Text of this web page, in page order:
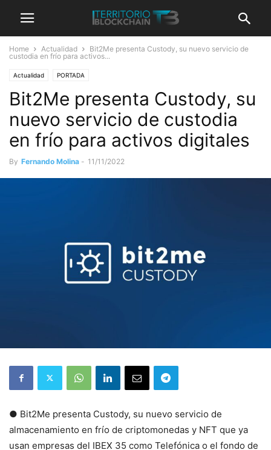
Home Actualidad
Bit2Me presenta Custody, su nuevo servicio de
custodia en frío para activos...
Actualidad PORTADA
Bit2Me presenta Custody, su
nuevo servicio de custodia
en frío para activos digitales
By Fernando Molina - 11/11/2022
● Bit2Me presenta Custody, su nuevo servicio de
almacenamiento en frío de criptomonedas y NFT que ya
usan empresas del IBEX 35 como Telefónica o el fondo de